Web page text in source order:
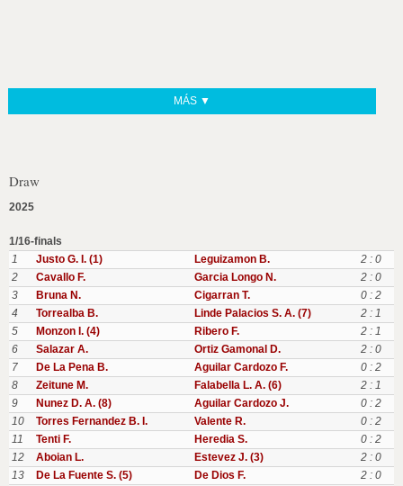
MÁS ▼
Draw
2025
1/16-finals
1
Justo G. I. (1) Leguizamon B.
2 : 0
2
Cavallo F. Garcia Longo N.
2 : 0
3
Bruna N. Cigarran T.
0 : 2
4
Torrealba B. Linde Palacios S. A. (7)
2 : 1
5
Monzon I. (4) Ribero F.
2 : 1
6
Salazar A. Ortiz Gamonal D.
2 : 0
7
De La Pena B. Aguilar Cardozo F.
0 : 2
8
Zeitune M. Falabella L. A. (6)
2 : 1
9
Nunez D. A. (8) Aguilar Cardozo J.
0 : 2
10
Torres Fernandez B. I. Valente R.
0 : 2
11
Tenti F. Heredia S.
0 : 2
12
Aboian L. Estevez J. (3)
2 : 0
13
De La Fuente S. (5) De Dios F. 2 : 0